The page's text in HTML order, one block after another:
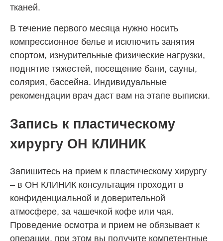
тканей.
В течение первого месяца нужно носить
компрессионное белье и исключить занятия
спортом, изнурительные физические нагрузки,
поднятие тяжестей, посещение бани, сауны,
солярия, бассейна. Индивидуальные
рекомендации врач даст вам на этапе выписки.
Запись к пластическому
хирургу ОН КЛИНИК
Запишитесь на прием к пластическому хирургу
– в ОН КЛИНИК консультация проходит в
конфиденциальной и доверительной
атмосфере, за чашечкой кофе или чая.
Проведение осмотра и прием не обязывает к
операции, при этом вы получите компетентные